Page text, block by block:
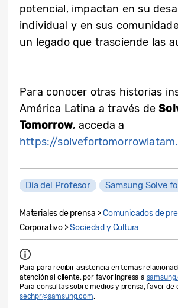
potencial, impactan en su
individual y en sus
un legado que trasciende las
Para conocer otras historias
América Latina a través de
Tomorrow, acceda a
https://
Día del Profesor Samsung Solve
Materiales de prensa >Comunicados de
Corporativo >Sociedad y Cultura
Para para recibir asistencia en temas
atención al cliente, por favor ingresa a
Para consultas sobre medios y prensa, favor de
sechpr@samsung.com.